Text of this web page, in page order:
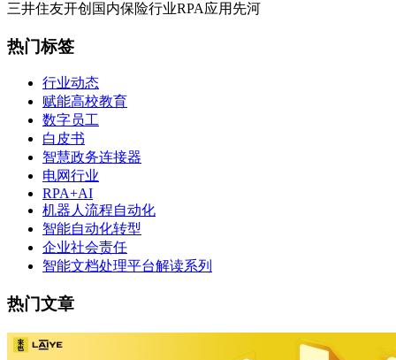
三井住友开创国内保险行业RPA应用先河
热门标签
行业动态
赋能高校教育
数字员工
白皮书
智慧政务连接器
电网行业
RPA+AI
机器人流程自动化
智能自动化转型
企业社会责任
智能文档处理平台解读系列
热门文章